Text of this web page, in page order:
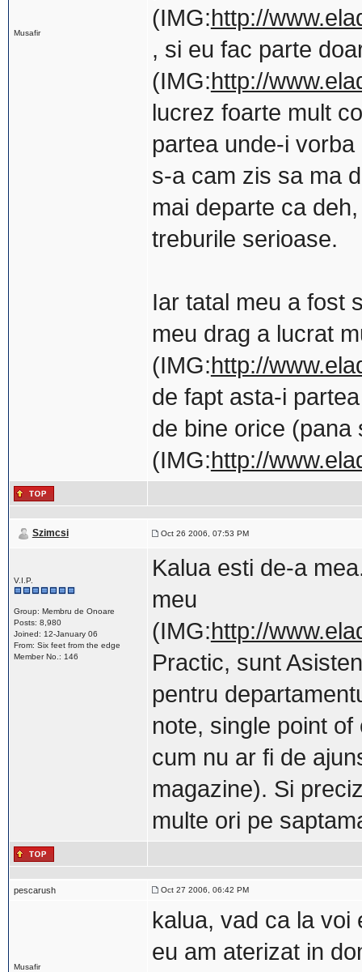
Musafir
(IMG:http://
, si eu fac parte
(IMG:http://
lucrez foarte mult
partea unde-i
s-a cam zis sa ma
mai departe ca
treburile serioase.
Iar tatal meu a fost
meu drag a lucrat
(IMG:http://
de fapt asta-i
de bine orice (pana
(IMG:http://
Szimcsi Oct 26 2006, 07:53 PM
V.I.P.
Group: Membru de Onoare
Posts: 8,980
Joined: 12-January 06
From: Six feet from the edge
Member No.: 146
Kalua esti de-a
meu
(IMG:http://
Practic, sunt
pentru
note, single point
cum nu ar fi de
magazine). Si
multe ori pe
pescarush Oct 27 2006, 06:42 PM
Musafir
kalua, vad ca la voi
eu am aterizat in